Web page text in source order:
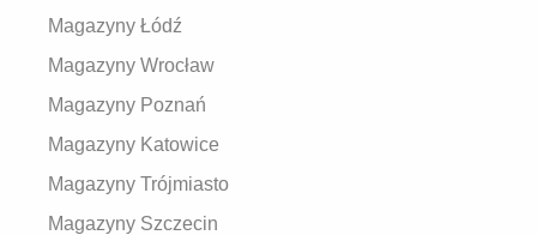
Magazyny Łódź
Magazyny Wrocław
Magazyny Poznań
Magazyny Katowice
Magazyny Trójmiasto
Magazyny Szczecin